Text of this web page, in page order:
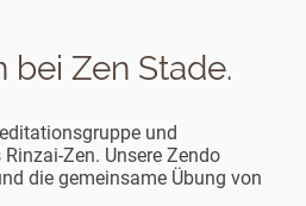
Zen Stade.
und
Zen. Unsere Zendo
die gemeinsame Übung von